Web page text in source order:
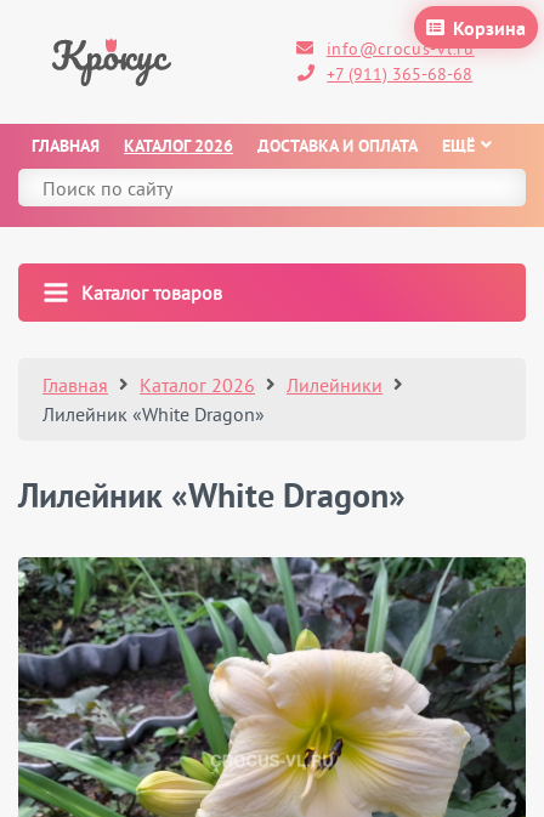
Корзина
info@crocus-vl.ru
+7 (911) 365-68-68
ГЛАВНАЯ КАТАЛОГ 2026 ДОСТАВКА И ОПЛАТА ЕЩЁ
Каталог товаров
Главная Каталог 2026
Лилейники
Лилейник «White Dragon»
Лилейник «White Dragon»